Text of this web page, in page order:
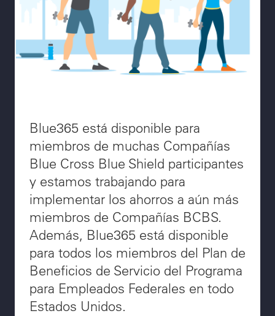
Blue365 está disponible para
miembros de muchas Compañías
Blue Cross Blue Shield participantes
y estamos trabajando para
implementar los ahorros a aún más
miembros de Compañías BCBS.
Además, Blue365 está disponible
para todos los miembros del Plan de
Beneficios de Servicio del Programa
para Empleados Federales en todo
Estados Unidos.